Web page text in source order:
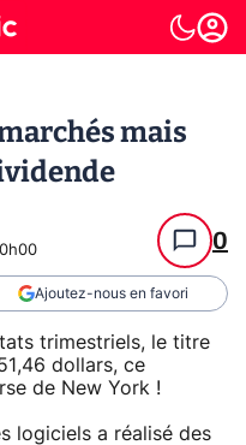
mais
0
Ajoutez-nous en favori
trimestriels, le titre
dollars, ce
de New York !
logiciels a réalisé des